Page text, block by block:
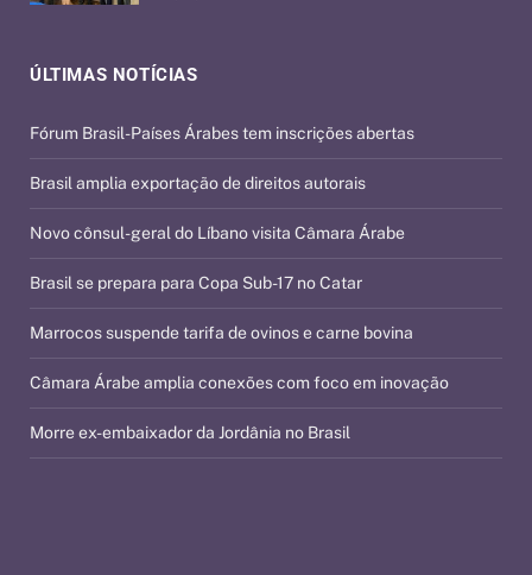
ÚLTIMAS NOTÍCIAS
Fórum Brasil-Países Árabes tem inscrições abertas
Brasil amplia exportação de direitos autorais
Novo cônsul-geral do Líbano visita Câmara Árabe
Brasil se prepara para Copa Sub-17 no Catar
Marrocos suspende tarifa de ovinos e carne bovina
Câmara Árabe amplia conexões com foco em inovação
Morre ex-embaixador da Jordânia no Brasil